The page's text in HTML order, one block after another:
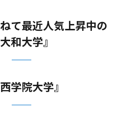
て最近人気上昇中の
大和大学』
西学院大学』